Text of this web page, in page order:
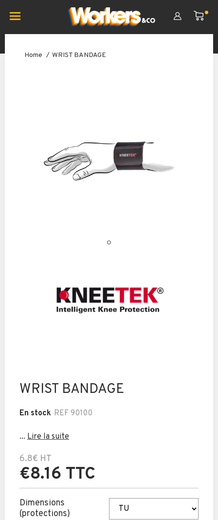
Home WRIST BANDAGE
WRIST BANDAGE
En stock REF 90100
... Lire la suite
6.8€ HT
€8.16 TTC
Dimensions
(protections)